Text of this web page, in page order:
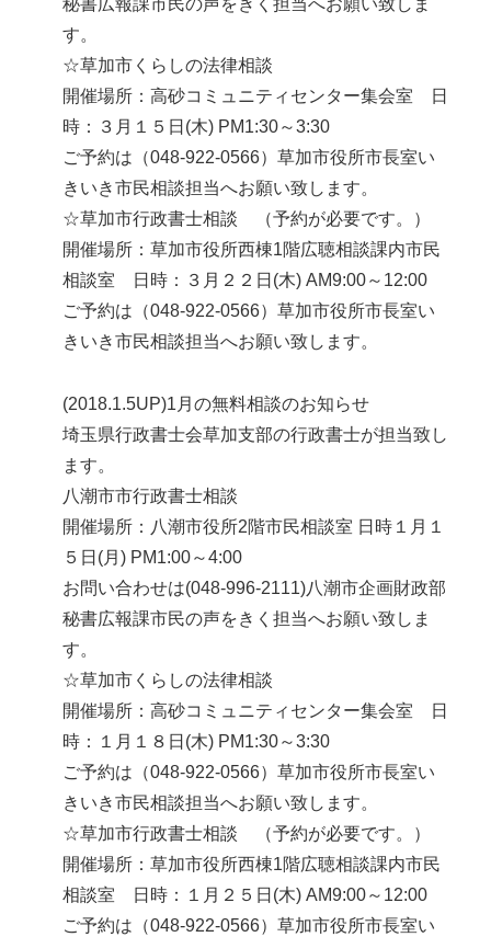
秘書広報課市民の声をきく担当へお願い致しま
す。
☆草加市くらしの法律相談
開催場所：高砂コミュニティセンター集会室 日
時：３月１５日(木) PM1:30～3:30
ご予約は（048-922-0566）草加市役所市長室い
きいき市民相談担当へお願い致します。
☆草加市行政書士相談 （予約が必要です。）
開催場所：草加市役所西棟1階広聴相談課内市民
相談室 日時：３月２２日(木) AM9:00～12:00
ご予約は（048-922-0566）草加市役所市長室い
きいき市民相談担当へお願い致します。
(2018.1.5UP)1月の無料相談のお知らせ
埼玉県行政書士会草加支部の行政書士が担当致し
ます。
八潮市市行政書士相談
開催場所：八潮市役所2階市民相談室 日時１月１
５日(月) PM1:00～4:00
お問い合わせは(048-996-2111)八潮市企画財政部
秘書広報課市民の声をきく担当へお願い致しま
す。
☆草加市くらしの法律相談
開催場所：高砂コミュニティセンター集会室 日
時：１月１８日(木) PM1:30～3:30
ご予約は（048-922-0566）草加市役所市長室い
きいき市民相談担当へお願い致します。
☆草加市行政書士相談 （予約が必要です。）
開催場所：草加市役所西棟1階広聴相談課内市民
相談室 日時：１月２５日(木) AM9:00～12:00
ご予約は（048-922-0566）草加市役所市長室い